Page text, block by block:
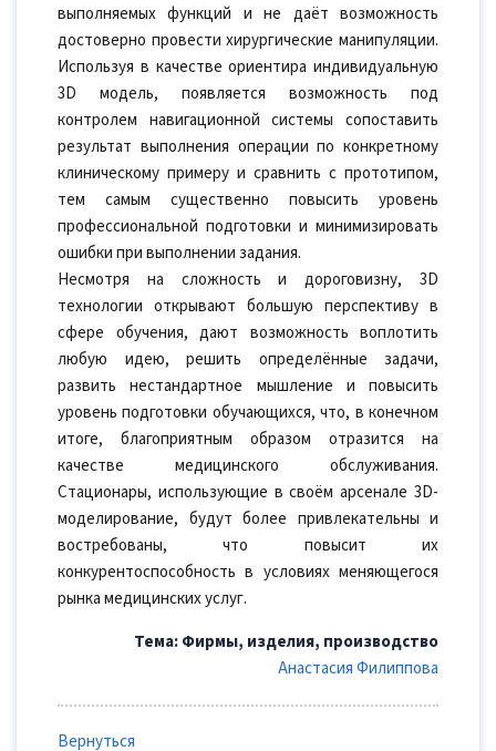
выполняемых функций и не даёт возможность
достоверно провести хирургические манипуляции.
Используя в качестве ориентира индивидуальную
3D модель, появляется возможность под
контролем навигационной системы сопоставить
результат выполнения операции по конкретному
клиническому примеру и сравнить с прототипом,
тем самым существенно повысить уровень
профессиональной подготовки и минимизировать
ошибки при выполнении задания.
Несмотря на сложность и дороговизну, 3D
технологии открывают большую перспективу в
сфере обучения, дают возможность воплотить
любую идею, решить определённые задачи,
развить нестандартное мышление и повысить
уровень подготовки обучающихся, что, в конечном
итоге, благоприятным образом отразится на
качестве медицинского обслуживания.
Стационары, использующие в своём арсенале 3D-
моделирование, будут более привлекательны и
востребованы, что повысит их
конкурентоспособность в условиях меняющегося
рынка медицинских услуг.
Тема: Фирмы, изделия, производство
Анастасия Филиппова
Вернуться